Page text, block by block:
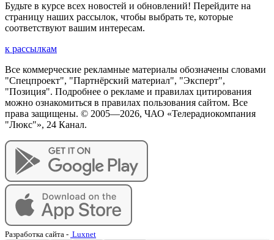
Будьте в курсе всех новостей и обновлений! Перейдите на
страницу наших рассылок, чтобы выбрать те, которые
соответствуют вашим интересам.
к рассылкам
Все коммерческие рекламные материалы обозначены словами
"Спецпроект", "Партнёрский материал", "Эксперт",
"Позиция". Подробнее о рекламе и правилах цитирования
можно ознакомиться в правилах пользования сайтом. Все
права защищены. © 2005—2026, ЧАО «Телерадиокомпания
"Люкс"», 24 Канал.
Разработка сайта - Luxnet